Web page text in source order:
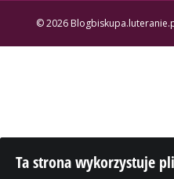
© 2026
Ta strona wykorzystuje